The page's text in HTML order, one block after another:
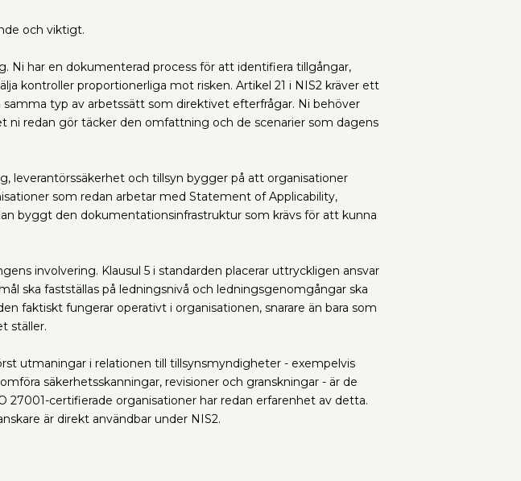
och viktigt.
har en dokumenterad process för att identifiera tillgångar,
kontroller proportionerliga mot risken. Artikel 21 i NIS2 kräver ett
typ av arbetssätt som direktivet efterfrågar. Ni behöver
redan gör täcker den omfattning och de scenarier som dagens
leverantörssäkerhet och tillsyn bygger på att organisationer
som redan arbetar med Statement of Applicability,
byggt den dokumentationsinfrastruktur som krävs för att kunna
involvering. Klausul 5 i standarden placerar uttryckligen ansvar
ska fastställas på ledningsnivå och ledningsgenomgångar ska
faktiskt fungerar operativt i organisationen, snarare än bara som
ställer.
utmaningar i relationen till tillsynsmyndigheter - exempelvis
säkerhetsskanningar, revisioner och granskningar - är de
certifierade organisationer har redan erfarenhet av detta.
är direkt användbar under NIS2.